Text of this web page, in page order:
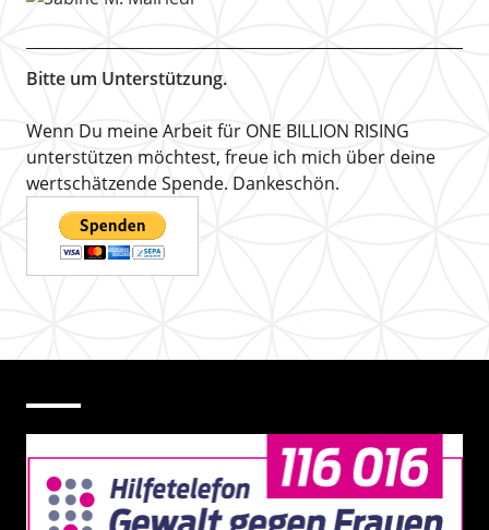
Bitte um Unterstützung.
Wenn Du meine Arbeit für ONE BILLION RISING
unterstützen möchtest, freue ich mich über deine
wertschätzende Spende. Dankeschön.